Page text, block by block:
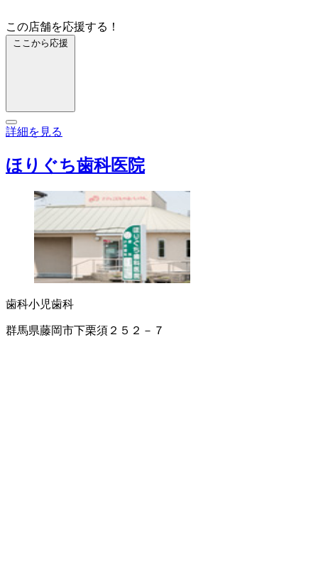
この店舗を応援する！
ここから応援
詳細を見る
ほりぐち歯科医院
歯科小児歯科
群馬県藤岡市下栗須２５２－７